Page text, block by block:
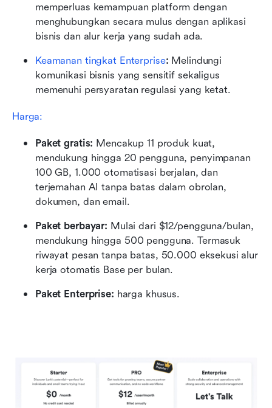
memperluas kemampuan platform dengan
menghubungkan secara mulus dengan aplikasi
bisnis dan alur kerja yang sudah ada.
Keamanan tingkat Enterprise: Melindungi
komunikasi bisnis yang sensitif sekaligus
memenuhi persyaratan regulasi yang ketat.
Harga:
Paket gratis: Mencakup 11 produk kuat,
mendukung hingga 20 pengguna, penyimpanan
100 GB, 1.000 otomatisasi berjalan, dan
terjemahan AI tanpa batas dalam obrolan,
dokumen, dan email.
Paket berbayar: Mulai dari $12/pengguna/bulan,
mendukung hingga 500 pengguna. Termasuk
riwayat pesan tanpa batas, 50.000 eksekusi alur
kerja otomatis Base per bulan.
Paket Enterprise: harga khusus.